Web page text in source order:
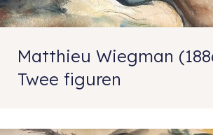
Matthieu Wiegman
Twee figuren